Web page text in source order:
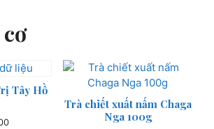
Tây Hồ
Trà chiết xuất nấm Chaga
Nga 100g